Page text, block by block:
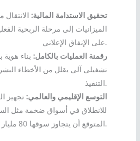
تحقيق الاستدامة المالية:
الميزانيات إلى مرحلة الربحية
على الإنفاق الإعلاني.
رقمنة العمليات بالكامل: بناء
تشغيلي آلي يقلل من الأخطاء
التنفيذ.
التوسع الإقليمي والعالمي: تجهيز
للانطلاق في أسواق ضخمة مثل
المتوقع أن يتجاوز سوقها 80 مليار ريال بحلول نهاية 2026.